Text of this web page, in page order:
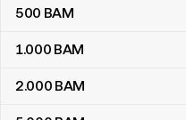
500 BAM
1.000 BAM
2.000 BAM